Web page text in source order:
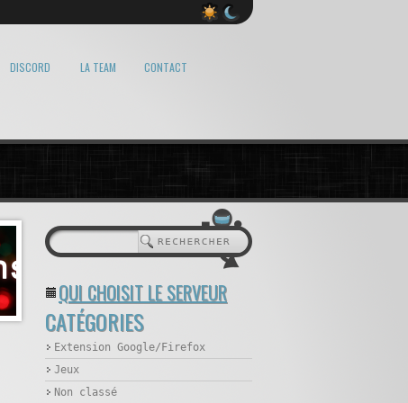
DISCORD LA TEAM CONTACT
QUI CHOISIT LE SERVEUR
CATÉGORIES
Extension Google/Firefox
Jeux
Non classé